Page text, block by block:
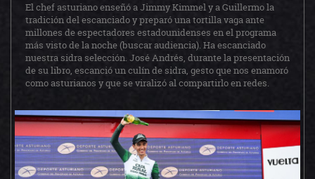
El chef asturiano enseñó a Jimmy Kimmel y a Guillermo la
tradición del escanciado y preparó una tortilla vaga ante
millones de espectadores estadounidenses en el programa
más visto de la noche (buscar audiencia). Ha escanciado
nuestra sidra selección. José Andrés, durante la presentación
de su libro, escanció un culín de sidra, gesto que nos enamoró
como asturianos y que se viralizó al compartirlo en redes.